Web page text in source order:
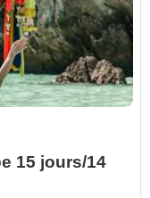
15 jours/14